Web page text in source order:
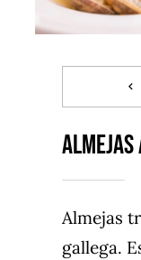
ALMEJAS
Almejas
gallega.